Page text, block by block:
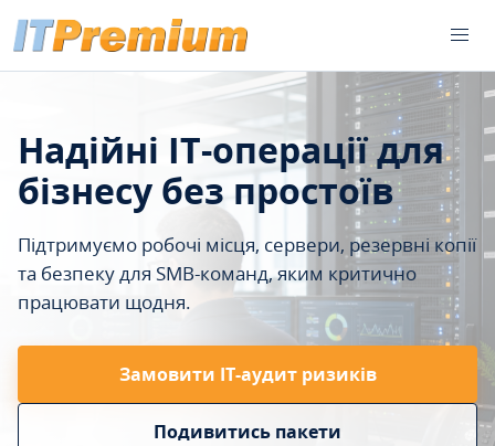
Надійні IT-операції для
бізнесу без простоїв
Підтримуємо робочі місця, сервери, резервні копії
та безпеку для SMB-команд, яким критично
працювати щодня.
Замовити ІТ-аудит ризиків
Подивитись пакети